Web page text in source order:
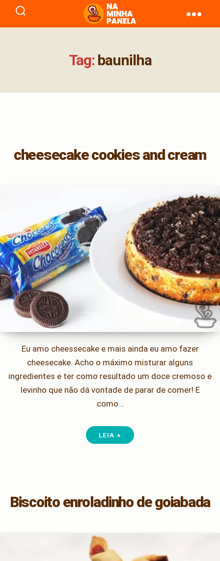
naminhapanela.com
Tag: baunilha
cheesecake cookies and cream
Eu amo cheessecake e mais ainda eu amo fazer
cheesecake. Acho o máximo misturar alguns
ingredientes e ter como resultado um doce cremoso e
levinho que não dá vontade de parar de comer! E
como…
LEIA +
Biscoito enroladinho de goiabada